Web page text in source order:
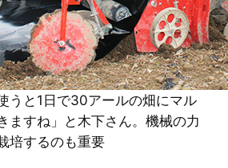
うと1日で30アールの畑にマル
ますね」と木下さん。機械の力
培するのも重要